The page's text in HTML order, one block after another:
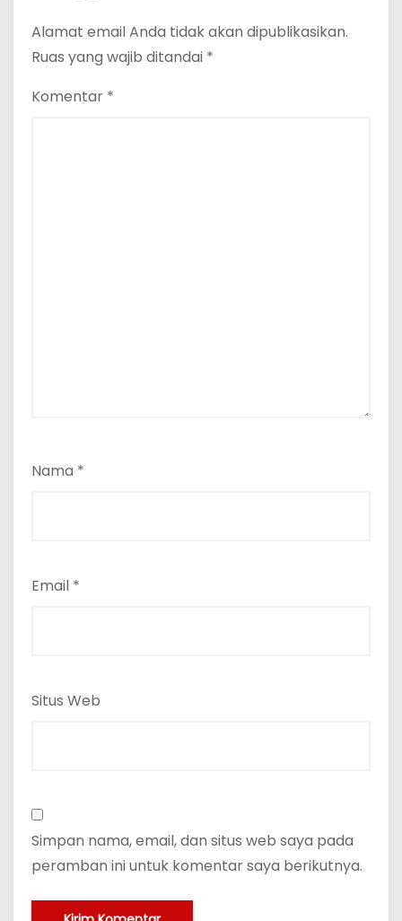
Alamat email Anda tidak akan dipublikasikan.
Ruas yang wajib ditandai *
Komentar *
Nama *
Email *
Situs Web
Simpan nama, email, dan situs web saya pada
peramban ini untuk komentar saya berikutnya.